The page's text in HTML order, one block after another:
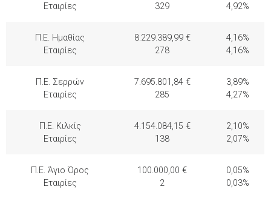
Εταιρίες
329
4,92%
Π.Ε. Ημαθίας
Εταιρίες
8.229.389,99 €
278
4,16%
4,16%
Π.Ε. Σερρών
Εταιρίες
7.695.801,84 €
285
3,89%
4,27%
Π.Ε. Κιλκίς
Εταιρίες
4.154.084,15 €
138
2,10%
2,07%
Π.Ε. Άγιο Όρος
Εταιρίες
100.000,00 €
2
0,05%
0,03%